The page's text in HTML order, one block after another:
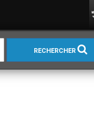
RECHERCHER